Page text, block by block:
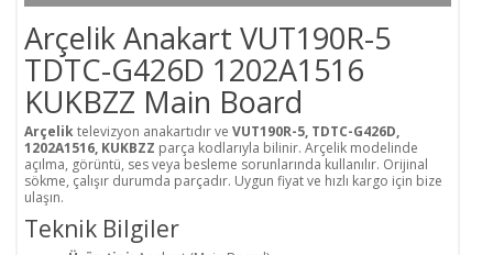
Arçelik Anakart VUT190R-5
TDTC-G426D 1202A1516
KUKBZZ Main Board
Arçeliktelevizyon anakartıdır ve VUT190R-5, TDTC-G426D,
1202A1516, KUKBZZ parça kodlarıyla bilinir. Arçelik modelinde
açılma, görüntü, ses veya besleme sorunlarında kullanılır. Orijinal
sökme, çalışır durumda parçadır. Uygun fiyat ve hızlı kargo için bize
ulaşın.
Teknik Bilgiler